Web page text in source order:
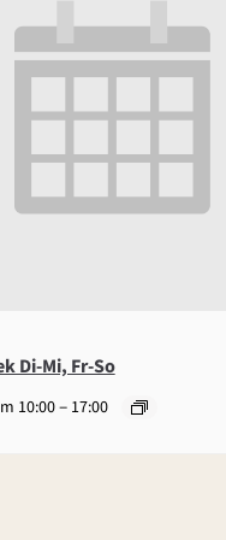
Di-Mi, Fr-So
10:00– 17:00